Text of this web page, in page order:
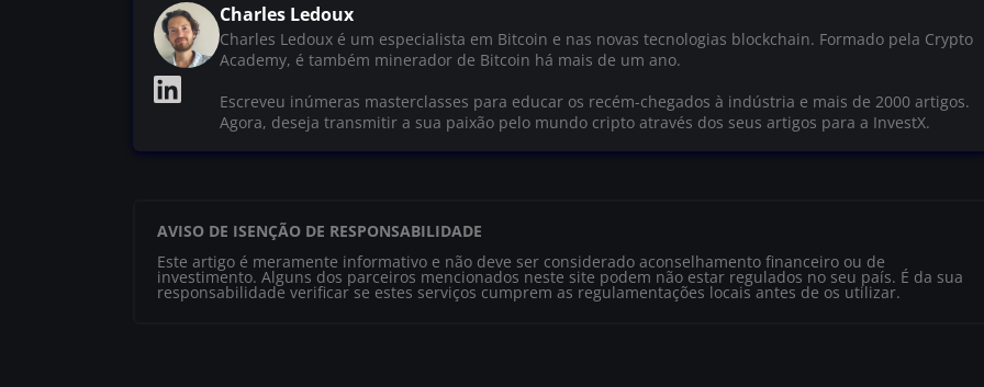
Charles Ledoux
Charles Ledoux é um especialista em Bitcoin e nas novas tecnologias blockchain. Formado pela Crypto
Academy, é também minerador de Bitcoin há mais de um ano.
Escreveu inúmeras masterclasses para educar os recém-chegados à indústria e mais de 2000 artigos.
Agora, deseja transmitir a sua paixão pelo mundo cripto através dos seus artigos para a InvestX.
AVISO DE ISENÇÃO DE RESPONSABILIDADE
Este artigo é meramente informativo e não deve ser considerado aconselhamento financeiro ou de
investimento. Alguns dos parceiros mencionados neste site podem não estar regulados no seu país. É da sua
responsabilidade verificar se estes serviços cumprem as regulamentações locais antes de os utilizar.